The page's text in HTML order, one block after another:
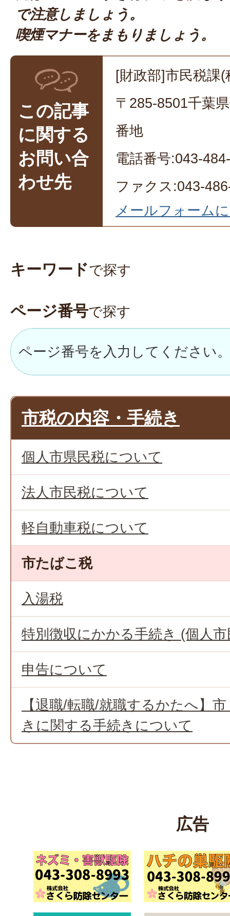
で注意しましょう。
喫煙マナーをまもりましょう。
この記事
に関する
お問い合
わせ先
[財政部]市民税課(
〒285-8501千葉
番地
電話番号:043-
ファクス:043-
メールフォーム
キーワードで探す
ページ番号で探す
市税の内容・手続き
個人市県民税について
法人市民税について
軽自動車税について
市たばこ税
入湯税
特別徴収にかかる手続き (個人
申告について
【退職/転職/就職するかたへ】
きに関する手続きについて
広告